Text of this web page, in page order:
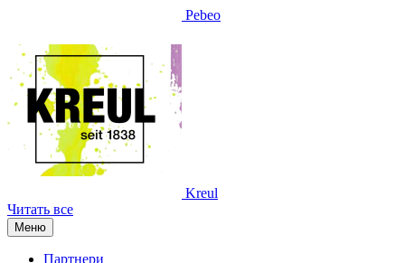
Pebeo
Kreul
Читать все
Меню
Партнери